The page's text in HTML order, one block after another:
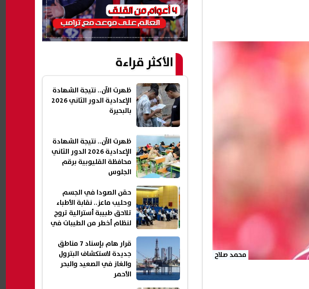
محمد صلاح
الأكثر قراءة
ظهرت الآن.. نتيجة الشهادة
الإعدادية الدور الثاني 2026
بالبحيرة
ظهرت الآن.. نتيجة الشهادة
الإعدادية 2026 الدور الثاني
محافظة القليوبية برقم
الجلوس
حقن الصودا في الجسم
وحليب ماعز.. نقابة الأطباء
تلاحق طبيبة أسترالية تروج
لنظام أخطر من الطيبات في
قرار هام بإسناد 7 مناطق
جديدة لاستكشاف البترول
والغاز في الصعيد والبحر
الأحمر